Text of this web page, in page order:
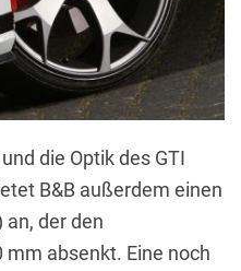
die Optik des GTI
B&B außerdem einen
der den
absenkt. Eine noch